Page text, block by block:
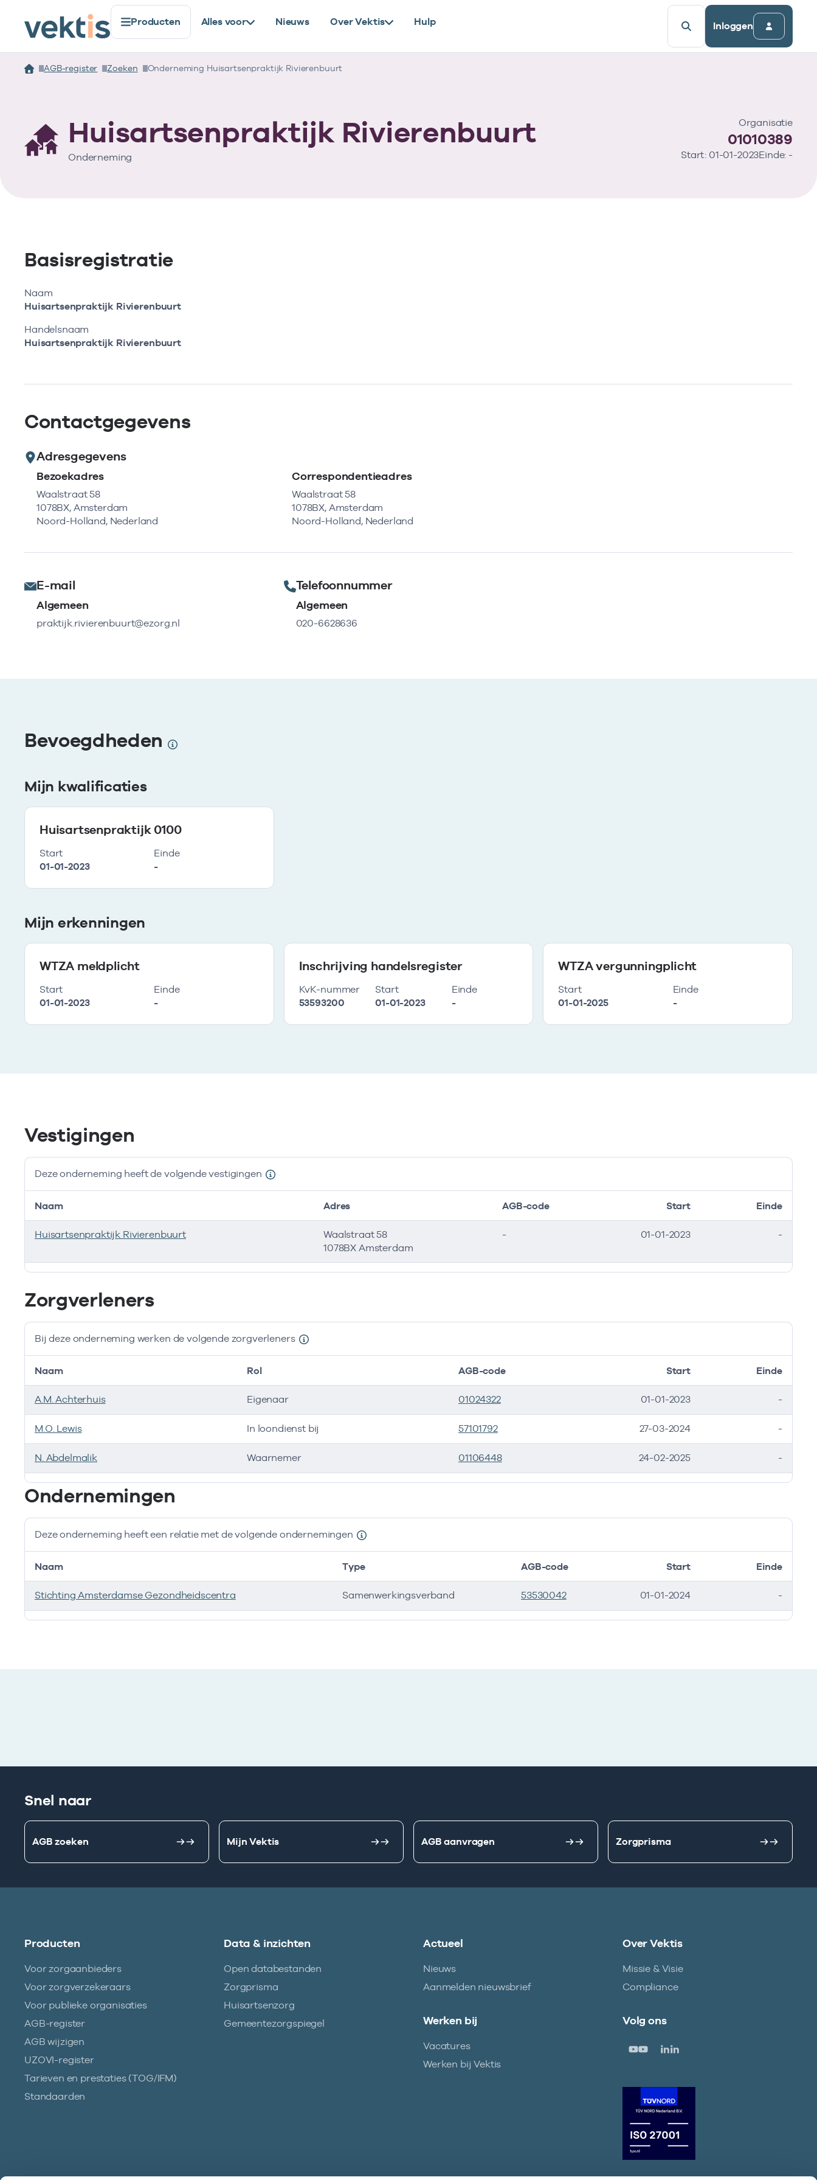
Producten Alles voor Nieuws Over Vektis Hulp Inloggen
AGB-register Zoeken Onderneming Huisartsenpraktijk Rivierenbuurt
Huisartsenpraktijk Rivierenbuurt
Onderneming
Organisatie
01010389
Start: 01-01-2023Einde: -
Basisregistratie
Naam
Huisartsenpraktijk Rivierenbuurt
Handelsnaam
Huisartsenpraktijk Rivierenbuurt
Contactgegevens
Adresgegevens
Bezoekadres
Waalstraat 58
1078BX, Amsterdam
Noord-Holland, Nederland
Correspondentieadres
Waalstraat 58
1078BX, Amsterdam
Noord-Holland, Nederland
E-mail
Algemeen
praktijk.rivierenbuurt@ezorg.nl
Telefoonnummer
Algemeen
020-6628636
Bevoegdheden
Mijn kwalificaties
Huisartsenpraktijk 0100
Start
01-01-2023
Einde
-
Mijn erkenningen
WTZA meldplicht
Start
01-01-2023
Einde
-
Inschrijving handelsregister
KvK-nummer
53593200
Start
01-01-2023
Einde
-
WTZA vergunningplicht
Start
01-01-2025
Einde
-
Vestigingen
Deze onderneming heeft de volgende vestigingen
Deze onderneming heeft de volgende vestigingen
Naam Adres AGB-code Start Einde
Huisartsenpraktijk Rivierenbuurt
Waalstraat 58
1078BX Amsterdam
- 01-01-2023 -
Zorgverleners
Bij deze onderneming werken de volgende zorgverleners
Bij deze onderneming werken de volgende zorgverleners
Naam Rol AGB-code Start Einde
A.M. Achterhuis Eigenaar 01024322 01-01-2023 -
M.O. Lewis In loondienst bij 57101792 27-03-2024 -
N. Abdelmalik Waarnemer 01106448 24-02-2025 -
Ondernemingen
Deze onderneming heeft een relatie met de volgende ondernemingen
Deze onderneming heeft een relatie met de volgende ondernemingen
Naam Type AGB-code Start Einde
Stichting Amsterdamse Gezondheidscentra Samenwerkingsverband 53530042 01-01-2024 -
Snel naar
AGB zoeken Mijn Vektis AGB aanvragen Zorgprisma
Producten
Voor zorgaanbieders
Voor zorgverzekeraars
Voor publieke organisaties
AGB-register
AGB wijzigen
UZOVI-register
Tarieven en prestaties (TOG/IFM)
Standaarden
Data & inzichten
Open databestanden
Zorgprisma
Huisartsenzorg
Gemeentezorgspiegel
Actueel
Nieuws
Aanmelden nieuwsbrief
Over Vektis
Missie & Visie
Compliance
Werken bij
Vacatures
Werken bij Vektis
Volg ons